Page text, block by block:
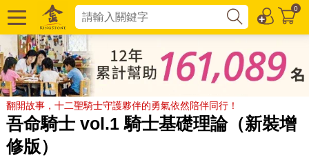
0
翻開故事，十二聖騎士守護夥伴的勇氣依然陪伴同行！
吾命騎士 vol.1 騎士基礎理論（新裝增
修版）